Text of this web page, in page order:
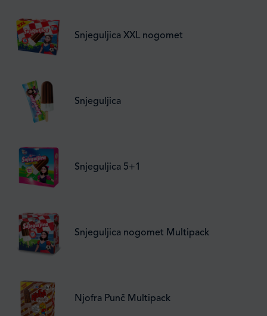
Snjeguljica XXL nogomet
Snjeguljica
Snjeguljica 5+1
Snjeguljica nogomet Multipack
Njofra Punč Multipack